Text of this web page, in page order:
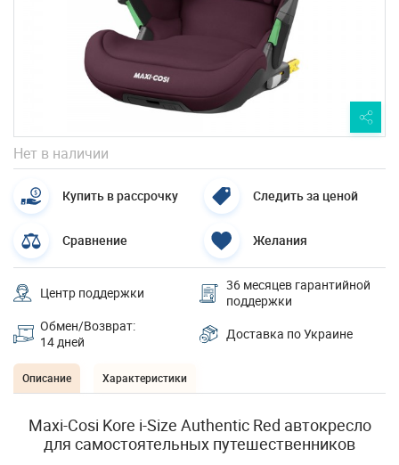
Нет в наличии
Купить в рассрочку Следить за ценой
Сравнение Желания
Центр поддержки
36 месяцев гарантийной
поддержки
Обмен/Возврат:
14 дней
Доставка по Украине
Описание Характеристики
Maxi-Cosi Kore i-Size Authentic Red автокресло
для самостоятельных путешественников